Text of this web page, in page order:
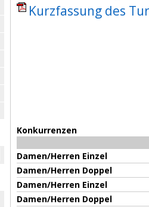
Kurzfassung des
Konkurrenzen
Damen/Herren Einzel
Damen/Herren Doppel
Damen/Herren Einzel
Damen/Herren Doppel